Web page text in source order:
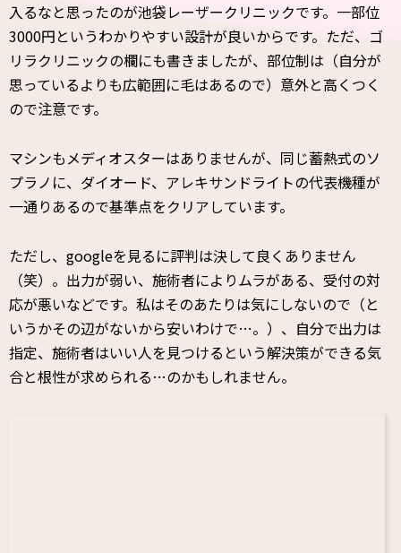
入るなと思ったのが池袋レーザークリニックです。一部位
3000円というわかりやすい設計が良いからです。ただ、ゴ
リラクリニックの欄にも書きましたが、部位制は（自分が
思っているよりも広範囲に毛はあるので）意外と高くつく
ので注意です。
マシンもメディオスターはありませんが、同じ蓄熱式のソ
プラノに、ダイオード、アレキサンドライトの代表機種が
一通りあるので基準点をクリアしています。
ただし、googleを見るに評判は決して良くありません
（笑）。出力が弱い、施術者によりムラがある、受付の対
応が悪いなどです。私はそのあたりは気にしないので（と
いうかその辺がないから安いわけで…。）、自分で出力は
指定、施術者はいい人を見つけるという解決策ができる気
合と根性が求められる…のかもしれません。